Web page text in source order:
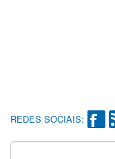
REDES SOCIAIS: